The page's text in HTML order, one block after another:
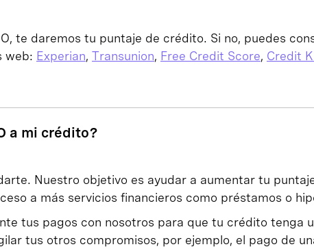
te daremos tu puntaje de crédito. Si no, puedes
web: Experian, Transunion, Free Credit Score, Credit
a mi crédito?
Nuestro objetivo es ayudar a aumentar tu
a más servicios financieros como préstamos o
tus pagos con nosotros para que tu crédito tenga
tus otros compromisos, por ejemplo, el pago de